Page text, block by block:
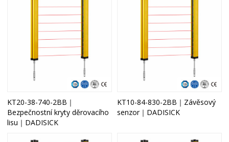
KT20-38-740-2BB｜
Bezpečnostní kryty děrovacího
lisu｜DADISICK
KT10-84-830-2BB｜Závěsový
senzor｜DADISICK